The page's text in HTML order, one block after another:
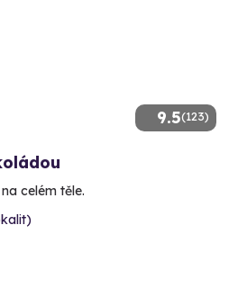
9.5(123)
celém těle.